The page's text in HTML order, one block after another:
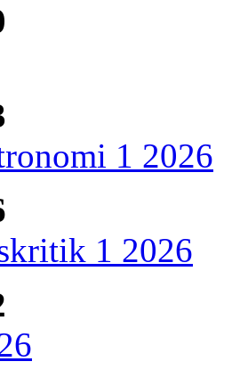
1 2026
1 2026